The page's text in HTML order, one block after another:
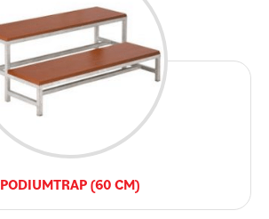
PODIUMTRAP (60 CM)